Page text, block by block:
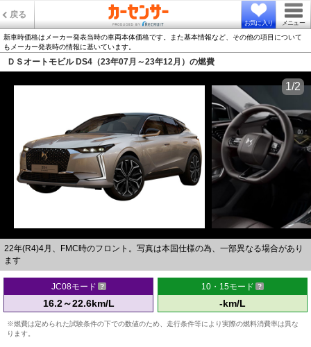
戻る
お気に入り メニュー
新車時価格はメーカー発表当時の車両本体価格です。また基本情報など、その他の項目について
もメーカー発表時の情報に基いています。
ＤＳオートモビル DS4（23年07月～23年12月）の燃費
22年(R4)4月、FMC時のフロント。写真は本国仕様の為、一部異なる場合があり
ます
1/2
JC08モード
16.2～22.6km/L
10・15モード
-km/L
※燃費は定められた試験条件の下での数値のため、走行条件等により実際の燃料消費率は異な
ります。